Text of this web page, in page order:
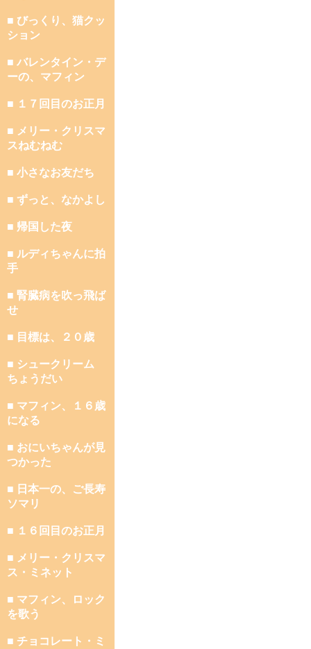
■ びっくり、猫クッ
ション
■ バレンタイン・デ
ーの、マフィン
■ １７回目のお正月
■ メリー・クリスマ
スねむねむ
■ 小さなお友だち
■ ずっと、なかよし
■ 帰国した夜
■ ルディちゃんに拍
手
■ 腎臓病を吹っ飛ば
せ
■ 目標は、２０歳
■ シュークリーム
ちょうだい
■ マフィン、１６歳
になる
■ おにいちゃんが見
つかった
■ 日本一の、ご長寿
ソマリ
■ １６回目のお正月
■ メリー・クリスマ
ス・ミネット
■ マフィン、ロック
を歌う
■ チョコレート・ミ